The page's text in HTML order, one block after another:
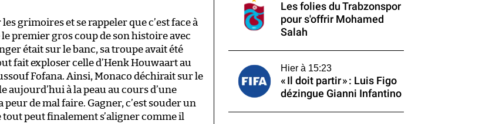
grimoires et se rappeler que c’est face à
premier gros coup de son histoire avec
était sur le banc, sa troupe avait été
fait exploser celle d’Henk Houwaart au
Fofana. Ainsi, Monaco déchirait sur le
aujourd’hui à la peau au cours d’une
de mal faire. Gagner, c’est souder un
peut finalement s’aligner comme il
Les folies du Trabzonspor
pour s'offrir Mohamed
Salah
Hier à 15:23
« Il doit partir » : Luis Figo
dézingue Gianni Infantino